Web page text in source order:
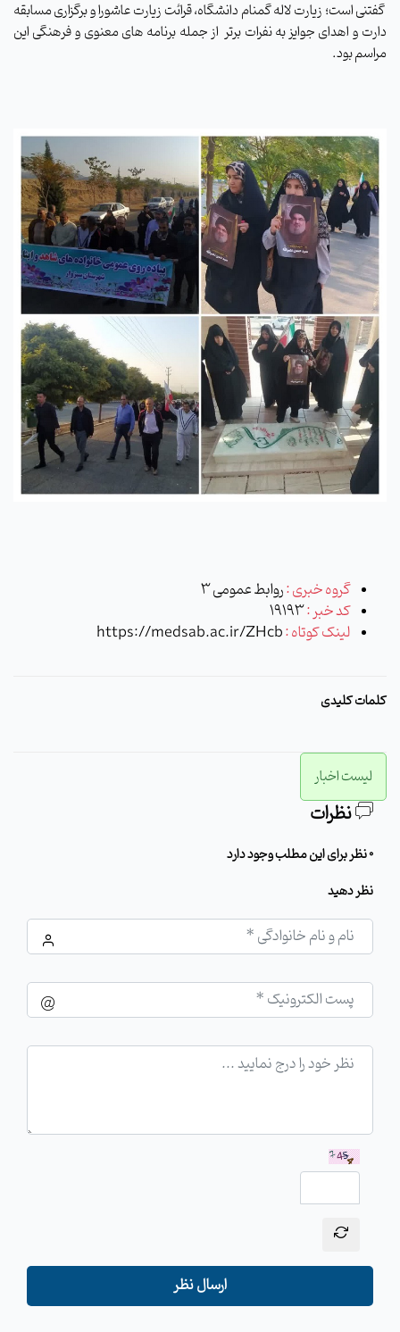
گفتنی است؛ زیارت لاله گمنام دانشگاه، قرائت زیارت عاشورا و برگزاری مسابقه
دارت و اهدای جوایز به نفرات برتر از جمله برنامه های معنوی و فرهنگی این
مراسم بود.
گروه خبری :روابط عمومی 3
کد خبر :19193
لینک کوتاه :https://medsab.ac.ir/ZHcb
کلمات کلیدی
لیست اخبار
نظرات
0 نظر برای این مطلب وجود دارد
نظر دهید
ارسال نظر